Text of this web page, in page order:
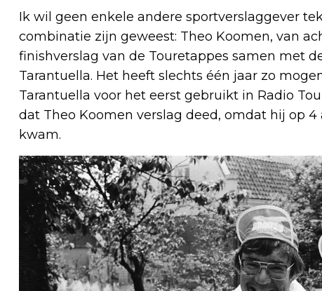
Ik wil geen enkele andere sportverslaggever
combinatie zijn geweest: Theo Koomen, van
finishverslag van de Touretappes samen met
Tarantuella. Het heeft slechts één jaar zo
Tarantuella voor het eerst gebruikt in Radio
dat Theo Koomen verslag deed, omdat hij op
kwam.